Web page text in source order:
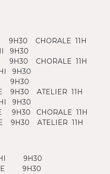
CHORALE 11H
9H30
CHORALE 11H
9H30
9H30
9H30 ATELIER 11H
9H30
9H30 CHORALE 11H
9H30 ATELIER 11H
9H30
9H30